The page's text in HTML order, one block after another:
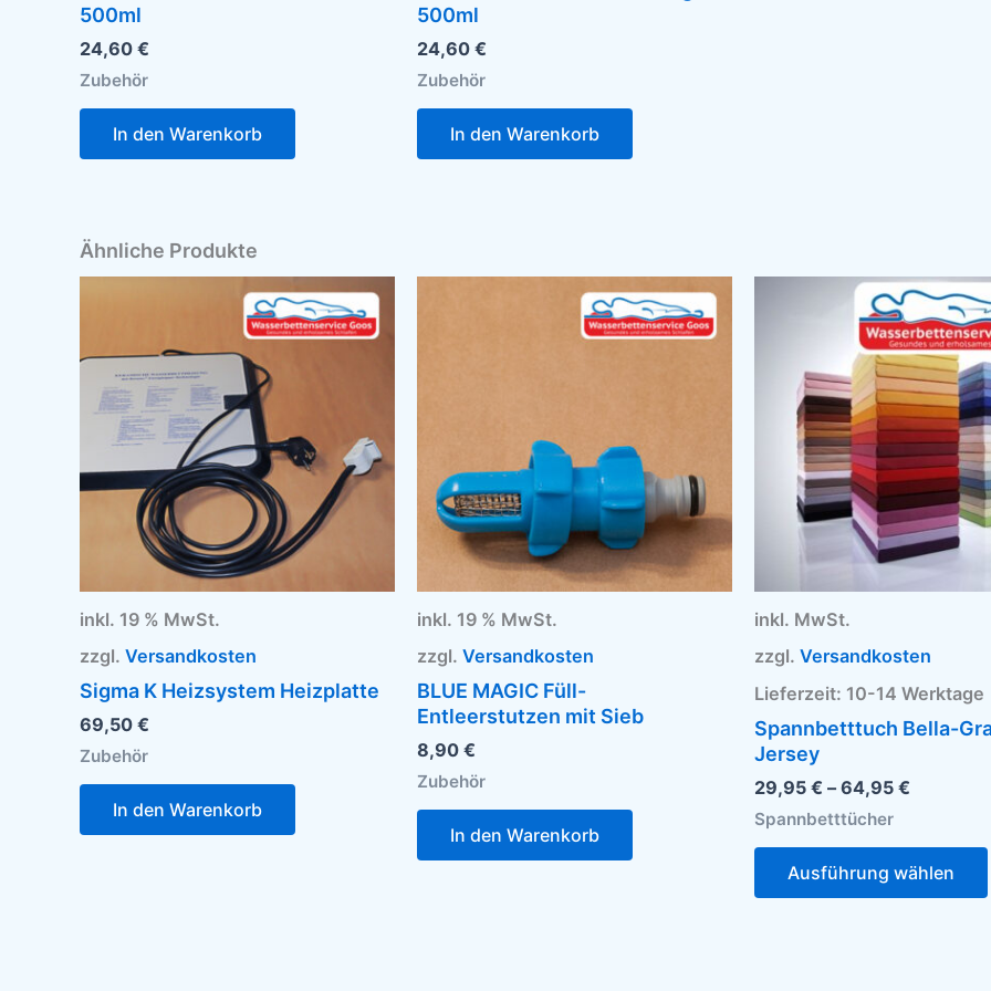
500ml
24,60 €
Zubehör
In den Warenkorb
500ml
24,60 €
Zubehör
In den Warenkorb
Ähnliche Produkte
inkl. 19 % MwSt.
zzgl. Versandkosten
Sigma K Heizsystem Heizplatte
69,50 €
Zubehör
In den Warenkorb
inkl. 19 % MwSt.
zzgl. Versandkosten
BLUE MAGIC Füll-
Entleerstutzen mit Sieb
8,90 €
Zubehör
In den Warenkorb
inkl. MwSt.
zzgl. Versandkosten
Lieferzeit: 10-14 Werktage
Spannbetttuch Bella-
Jersey
29,95 € – 64,95 €
Spannbetttücher
Ausführung wählen